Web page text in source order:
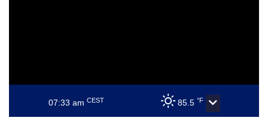
07:33 amCEST 85.5 °F